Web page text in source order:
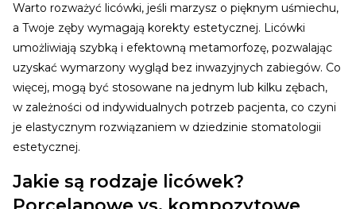
Warto rozważyć licówki, jeśli marzysz o pięknym uśmiechu,
a Twoje zęby wymagają korekty estetycznej. Licówki
umożliwiają szybką i efektowną metamorfozę, pozwalając
uzyskać wymarzony wygląd bez inwazyjnych zabiegów. Co
więcej, mogą być stosowane na jednym lub kilku zębach,
w zależności od indywidualnych potrzeb pacjenta, co czyni
je elastycznym rozwiązaniem w dziedzinie stomatologii
estetycznej.
Jakie są rodzaje licówek?